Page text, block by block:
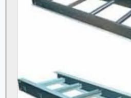
Fornecedor de perfilados
Leito para cabos elétricos preço